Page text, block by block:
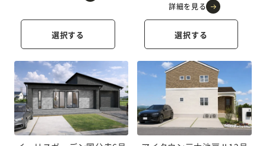
選択する
詳細を見る
選択する